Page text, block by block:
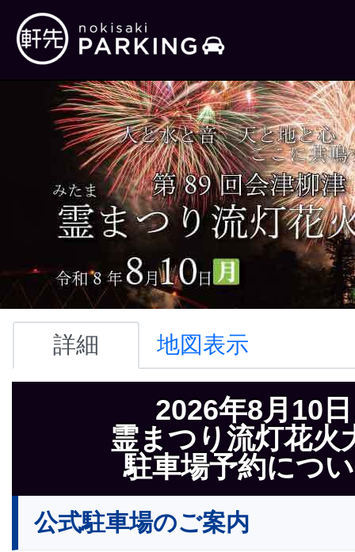
詳細 地図表示
2026年8月10日
霊まつり流灯花火
駐車場予約につ
公式駐車場のご案内